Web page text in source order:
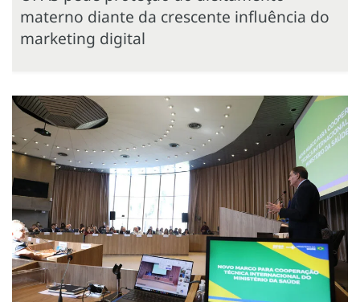
materno diante da crescente influência do
marketing digital